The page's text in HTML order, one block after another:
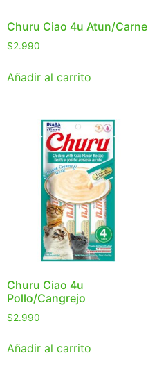
Churu Ciao 4u Atun/Carne
$2.990
Añadir al carrito
Churu Ciao 4u
Pollo/Cangrejo
$2.990
Añadir al carrito